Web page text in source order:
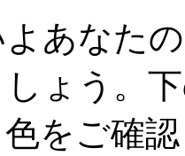
あなた
ょう。
をご確